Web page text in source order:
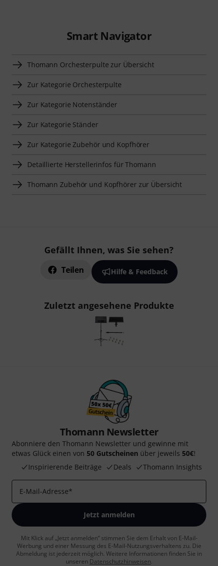
Smart Navigator
Thomann Orchesterpulte zur Übersicht
Zur Kategorie Orchesterpulte
Zur Kategorie Notenständer
Zur Kategorie Ständer
Zur Kategorie Zubehör und Kopfhörer
Detaillierte Herstellerinfos für Thomann
Thomann Zubehör und Kopfhörer zur Übersicht
Gefällt Ihnen, was Sie sehen?
Teilen Hilfe & Feedback
Zuletzt angesehene Produkte
Thomann Newsletter
Abonniere den Thomann Newsletter und gewinne mit
etwas Glück einen von 50 Gutscheinen über jeweils 50€!
Inspirierende Beiträge
Deals Thomann Insights
E-Mail-Adresse*
Jetzt anmelden
Mit Klick auf „Jetzt anmelden“ stimmen Sie dem Erhalt von E-Mail-
Werbung und einer Messung des E-Mail-Nutzungsverhaltens zu. Die
Abmeldung ist jederzeit möglich. Weitere Informationen finden Sie in
unseren Datenschutzhinweisen.